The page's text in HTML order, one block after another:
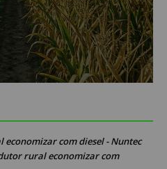
com diesel - Nuntec
rural economizar com